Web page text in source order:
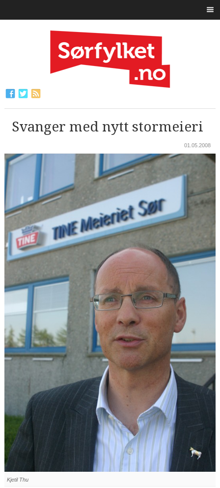
Svanger med nytt stormeieri
01.05.2008
Kjetil Thu